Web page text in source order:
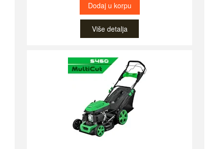
Dodaj u korpu
Više detalja